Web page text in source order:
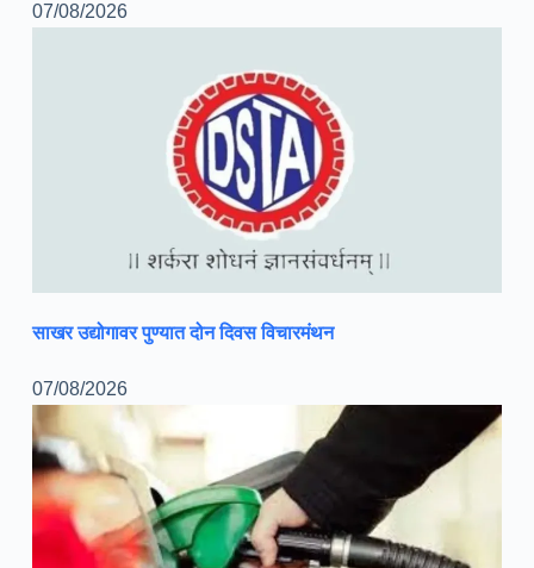
07/08/2026
साखर उद्योगावर पुण्यात दोन दिवस विचारमंथन
07/08/2026